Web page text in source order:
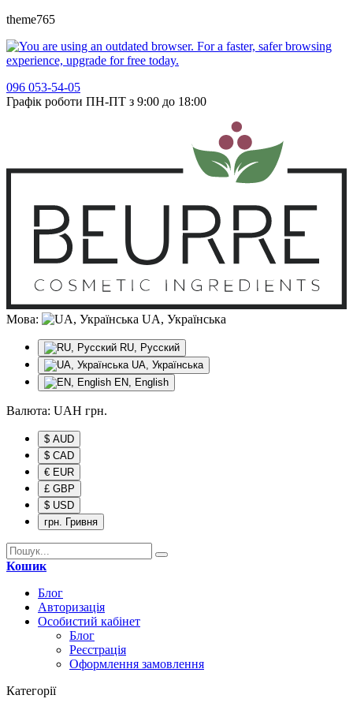
theme765
096 053-54-05
Графік роботи ПН-ПТ з 9:00 до 18:00
Мова: UA, Українська
RU, Русский
UA, Українська
EN, English
Валюта: UAH грн.
$ AUD
$ CAD
€ EUR
£ GBP
$ USD
грн. Гривня
Кошик
Блог
Авторизація
Особистий кабінет
Блог
Реєстрація
Оформлення замовлення
Категорії